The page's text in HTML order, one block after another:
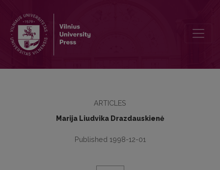
ARTICLES
Marija Liudvika Drazdauskienė
Published 1998-12-01